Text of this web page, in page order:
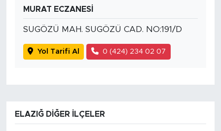
MURAT ECZANESİ
SUGÖZÜ MAH. SUGÖZÜ CAD. NO:191/D
Yol Tarifi Al 0 (424) 234 02 07
ELAZIĞ DIĞER İLÇELER